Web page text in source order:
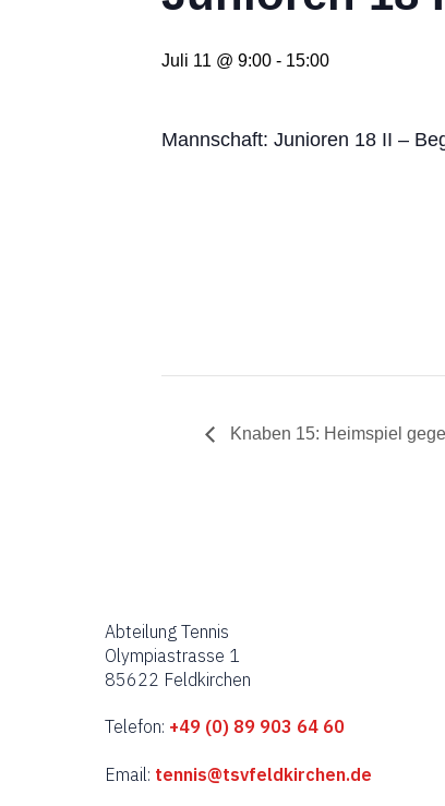
Juli 11 @ 9:00 - 15:00
Mannschaft: Junioren 18 II –
Knaben 15: Heimspiel
Abteilung Tennis
Olympiastrasse 1
85622 Feldkirchen
Telefon: +49 (0) 89 903 64 60
Email: tennis@tsvfeldkirchen.de